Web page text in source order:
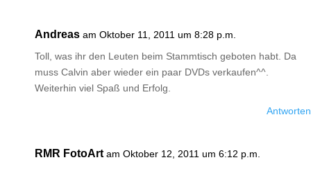
Andreas am Oktober 11, 2011 um 8:28 p.m.
Toll, was ihr den Leuten beim Stammtisch geboten habt. Da
muss Calvin aber wieder ein paar DVDs verkaufen^^.
Weiterhin viel Spaß und Erfolg.
Antworten
RMR FotoArt am Oktober 12, 2011 um 6:12 p.m.